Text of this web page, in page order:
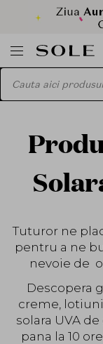
Tuturor ne
pentru a ne
nevoie de
Descopera
creme,
solara UVA
pana la 10